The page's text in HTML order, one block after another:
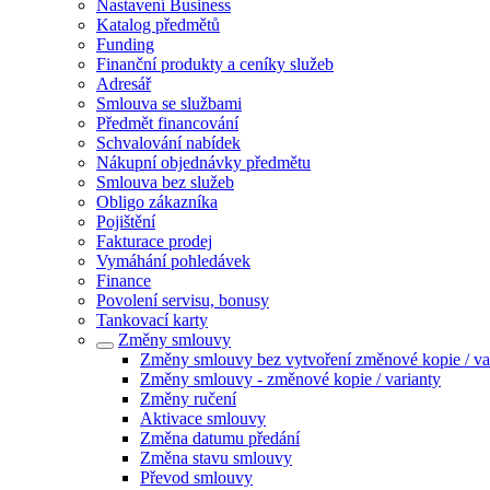
Nastavení Business
Katalog předmětů
Funding
Finanční produkty a ceníky služeb
Adresář
Smlouva se službami
Předmět financování
Schvalování nabídek
Nákupní objednávky předmětu
Smlouva bez služeb
Obligo zákazníka
Pojištění
Fakturace prodej
Vymáhání pohledávek
Finance
Povolení servisu, bonusy
Tankovací karty
Změny smlouvy
Změny smlouvy bez vytvoření změnové kopie /
Změny smlouvy - změnové kopie / varianty
Změny ručení
Aktivace smlouvy
Změna datumu předání
Změna stavu smlouvy
Převod smlouvy